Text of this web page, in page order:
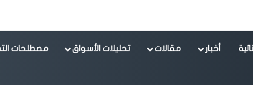
أخبار مقالات تحليلات الأسواق مصطلحات